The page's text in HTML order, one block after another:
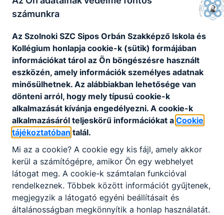
eredményes szakmai vizsgához. A KKK ezért a
szakmai oktatás alapja, az ebben
szakmák megszerzésére irányuló szakmai
oktatást, s ebben kerülnek rögzítésre a szakmai
vizsga követelményei is.
A Programtanterv (PTT) tartalmazza az egyes
szakmákhoz kapcsolódó tanulási területekhez
rendelt tantárgyak és témakörök óraszámát
évfolyamonként, a tanulási területek részletes
szakmai tartalmának leírását, valamint a
részszakmák ajánlott szakmai tartalmát. A PTT a
szakmai oktatás kötelező foglalkozásainak
összesített számát tekintve kötelező érvényű,
illetve ajánlásként szolgál a szakképző
intézmények szakmai programjának
kidolgozásához.
számunkra
Az Szolnoki SZC Sipos Orbán Szakképző Iskola és
Kollégium honlapja cookie-k (sütik) formájában
információkat tárol az Ön böngészésre használt
eszközén, amely információk személyes adatnak
minősülhetnek. Az alábbiakban lehetősége van
dönteni arról, hogy mely típusú cookie-k
alkalmazását kívánja engedélyezni. A cookie-k
alkalmazásáról teljeskörű információkat a Cookie
tájékoztatóban talál.
Mi az a cookie? A cookie egy kis fájl, amely akkor
kerül a számítógépre, amikor Ön egy webhelyet
látogat meg. A cookie-k számtalan funkcióval
rendelkeznek. Többek között információt gyűjtenek,
megjegyzik a látogató egyéni beállításait és
általánosságban megkönnyítik a honlap használatát.